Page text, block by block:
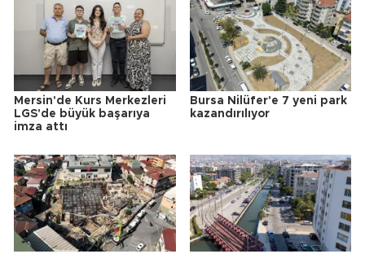
Mersin'de Kurs Merkezleri
LGS'de büyük başarıya
imza attı
Bursa Nilüfer'e 7 yeni park
kazandırılıyor